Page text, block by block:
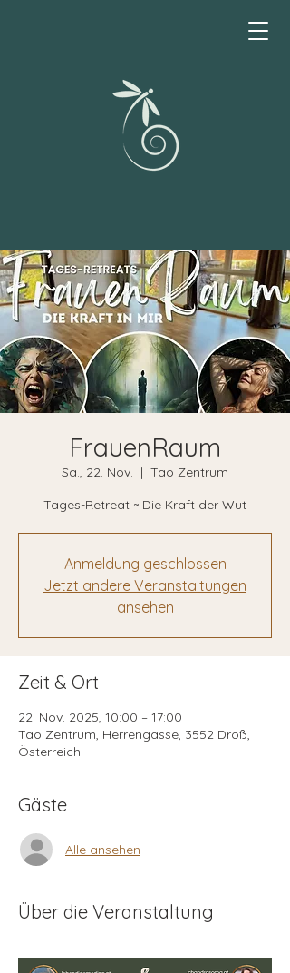
FrauenRaum
Sa., 22. Nov.
  |
Tao Zentrum
Tages-Retreat ~ Die Kraft der Wut
Anmeldung geschlossen
Jetzt andere Veranstaltungen
ansehen
Zeit & Ort
22. Nov. 2025, 10:00 – 17:00
Tao Zentrum, Herrengasse, 3552 Droß,
Österreich
Gäste
Alle ansehen
Über die Veranstaltung